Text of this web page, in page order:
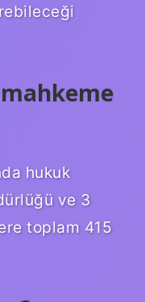
hukuk
ve 3
toplam 415